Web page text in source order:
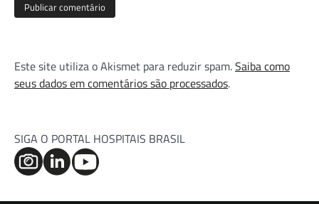
Este site utiliza o Akismet para reduzir spam.Saiba como
seus dados em comentários são processados.
SIGA O PORTAL HOSPITAIS BRASIL